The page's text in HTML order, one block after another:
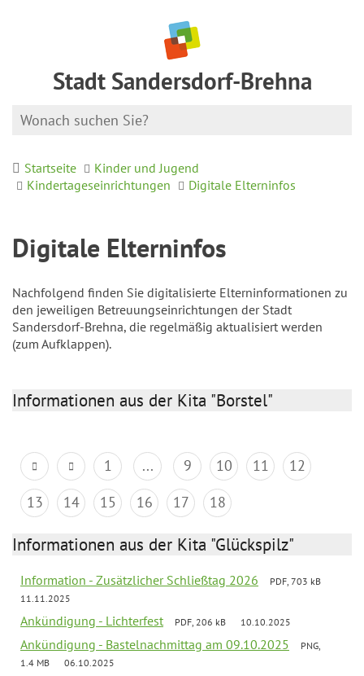
Stadt Sandersdorf-Brehna
Startseite
Kinder und Jugend
Kindertageseinrichtungen
Digitale Elterninfos
Digitale Elterninfos
Nachfolgend finden Sie digitalisierte Elterninformationen zu
den jeweiligen Betreuungseinrichtungen der Stadt
Sandersdorf-Brehna, die regelmäßig aktualisiert werden
(zum Aufklappen).
Informationen aus der Kita "Borstel"
1 ... 9 10 11
12
13
14 15 16 17 18
Informationen aus der Kita "Glückspilz"
Information - Zusätzlicher Schließtag 2026
PDF, 703 kB
11.11.2025
Ankündigung - Lichterfest PDF, 206 kB 10.10.2025
Ankündigung - Bastelnachmittag am 09.10.2025
PNG,
1.4 MB
06.10.2025